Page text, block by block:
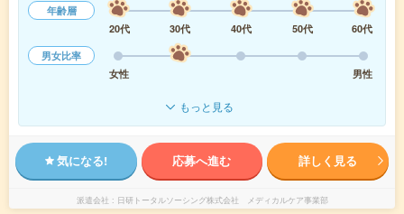
年齢層
20代
30代 40代 50代
60代
男女比率
女性
男性
もっと見る
気になる! 応募へ進む 詳しく見る
派遣会社 日研トータルソーシング株式会社 メディカルケア事業部